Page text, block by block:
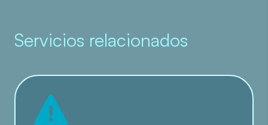
Servicios relacionados